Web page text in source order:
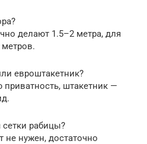
делают 1.5–2 метра, для
евроштакетник?
штакетник —
рабицы?
нужен, достаточно